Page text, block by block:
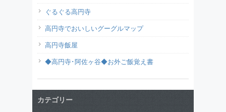
ぐるぐる高円寺
高円寺でおいしいグーグルマップ
高円寺飯屋
◆高円寺･阿佐ヶ谷◆お外ご飯覚え書
カテゴリー